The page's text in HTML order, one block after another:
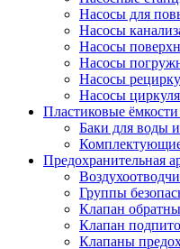
Насосы для
Насосы
Насосы
Насосы
Насосы
Насосы
Пластиковые
Баки для воды
Комплектующие
Предохранительная
Группы
Клапан
Клапан
Клапаны